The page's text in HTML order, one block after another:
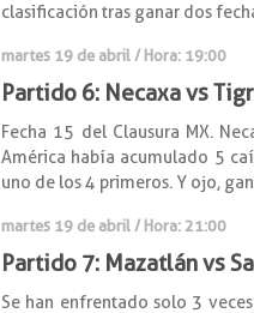
clasificación tras ganar dos
martes 19 de abril / Hora: 19:00
Partido 6: Necaxa vs
Fecha 15 del Clausura MX.
América había acumulado 5
uno de los 4 primeros. Y ojo,
martes 19 de abril / Hora: 21:00
Partido 7: Mazatlán vs
Se han enfrentado solo 3